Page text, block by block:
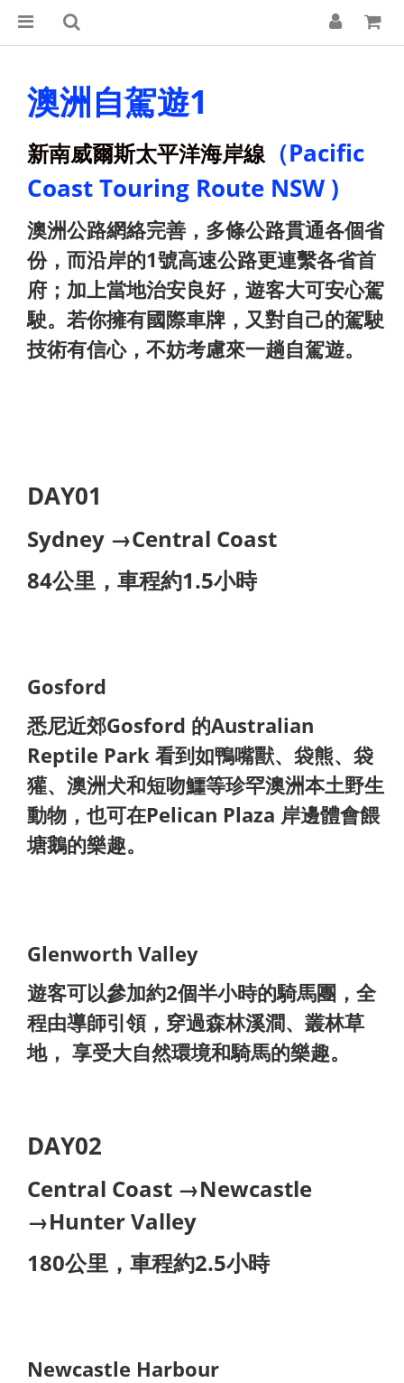
澳洲自駕遊1
新南威爾斯太平洋海岸線（Pacific
Coast Touring Route NSW )
澳洲公路網絡完善，多條公路貫通各個省
份，而沿岸的1號高速公路更連繫各省首
府；加上當地治安良好，遊客大可安心駕
駛。若你擁有國際車牌，又對自己的駕駛
技術有信心，不妨考慮來一趟自駕遊。
DAY01
Sydney →Central Coast
84公里，車程約1.5小時
Gosford
悉尼近郊Gosford 的Australian
Reptile Park 看到如鴨嘴獸、袋熊、袋
獾、澳洲犬和短吻鱷等珍罕澳洲本土野生
動物，也可在Pelican Plaza 岸邊體會餵
塘鵝的樂趣。
Glenworth Valley
遊客可以參加約2個半小時的騎馬團，全
程由導師引領，穿過森林溪澗、叢林草
地， 享受大自然環境和騎馬的樂趣。
DAY02
Central Coast →Newcastle
→Hunter Valley
180公里，車程約2.5小時
Newcastle Harbour